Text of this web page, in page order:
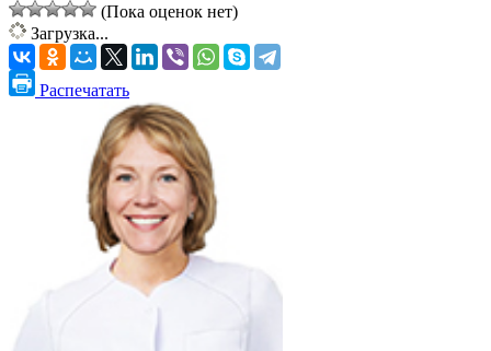
(Пока оценок нет)
Загрузка...
Распечатать